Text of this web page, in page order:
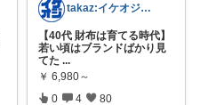
takaz:イケオジをめざすサラリーマン
【40代 財布は育てる時代】
若い頃はブランドばかり見
てた...
￥ 6,980～
0 4 80